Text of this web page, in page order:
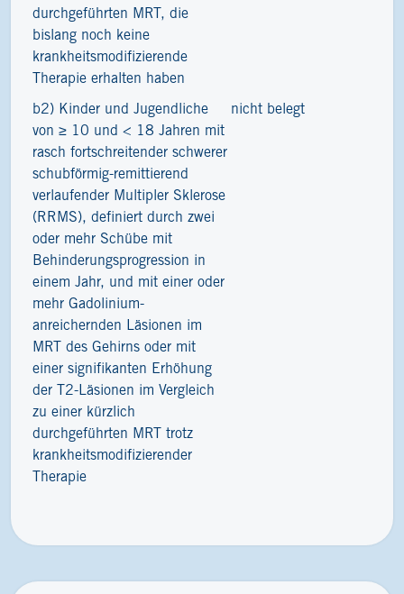
durchgeführten MRT, die
bislang noch keine
krankheitsmodifizierende
Therapie erhalten haben
b2) Kinder und Jugendliche
von ≥ 10 und < 18 Jahren mit
rasch fortschreitender schwerer
schubförmig-remittierend
verlaufender Multipler Sklerose
(RRMS), definiert durch zwei
oder mehr Schübe mit
Behinderungsprogression in
einem Jahr, und mit einer oder
mehr Gadolinium-
anreichernden Läsionen im
MRT des Gehirns oder mit
einer signifikanten Erhöhung
der T2-Läsionen im Vergleich
zu einer kürzlich
durchgeführten MRT trotz
krankheitsmodifizierender
Therapie
nicht belegt